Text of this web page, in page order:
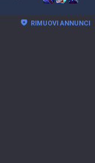
RIMUOVI ANNUNCI